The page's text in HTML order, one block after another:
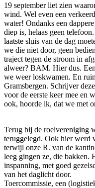
19 september liet zien
wind. Wel even een
water! Ondanks een
diep is, helaas geen
laatste sluis van de dag
we die niet door, geen
traject tegen de stroom in
alweer? BAM. Hier dus.
we weer loskwamen. En
Gramsbergen. Schrijver
voor de eerste keer mee en
ook, hoorde ik, dat we met
Terug bij de roeivereniging
teruggelegd. Ook hier werd
terwijl onze R. van de
leeg gingen ze, die bakken.
inspanning, met goed
van het daglicht door.
Toercommissie, een